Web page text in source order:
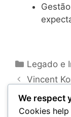
Categories
Legado e
Vincent
Papéis de
Axel
We respect
Cookies